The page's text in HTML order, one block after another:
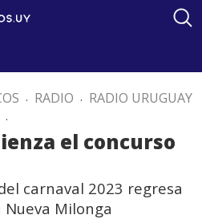
. RADIO . RADIO URUGUAY
.
el concurso
carnaval 2023 regresa
Milonga